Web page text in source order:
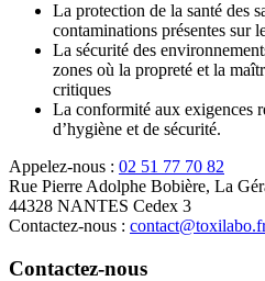
La protection de la santé des
contaminations présentes sur
La sécurité des
zones où la propreté et la
critiques
La conformité aux exigences
d’hygiène et de sécurité.
Appelez-nous : 02 51 77 70 82
Rue Pierre Adolphe Bobière, La
44328 NANTES Cedex 3
Contactez-nous :
Contactez-nous